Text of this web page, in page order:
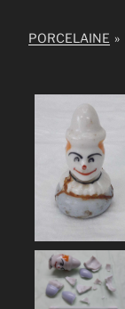
PORCELAINE »